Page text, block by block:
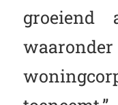
groeiend